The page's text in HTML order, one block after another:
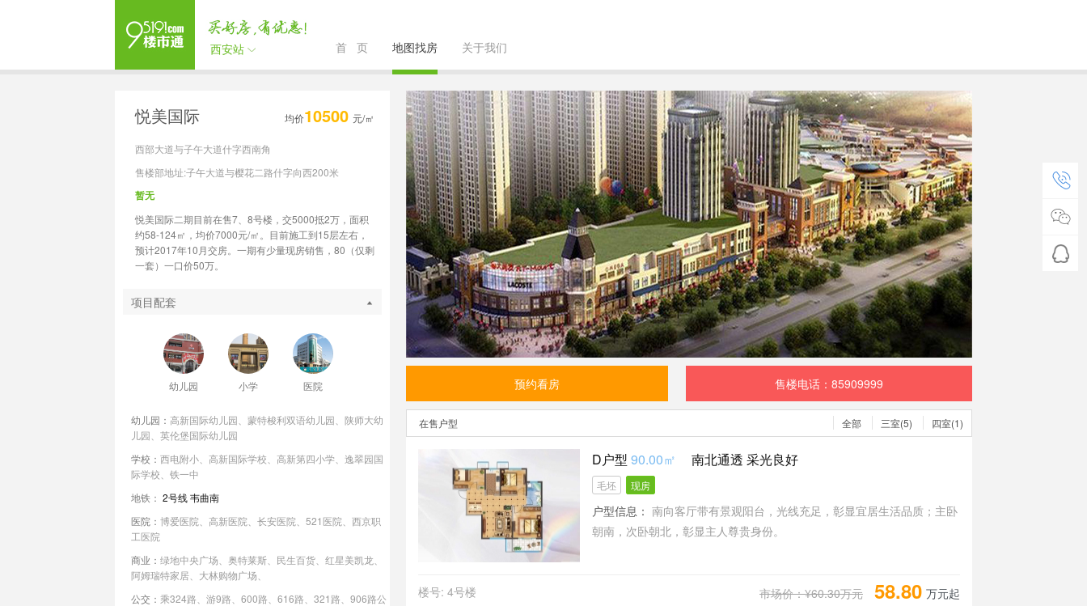
西安站 首 页 地图找房 关于我们
悦美国际 均价10500 元/㎡
西部大道与子午大道什字西南角
售楼部地址:子午大道与樱花二路什字向西200米
暂无
悦美国际二期目前在售7、8号楼，交5000抵2万，面积
约58-124㎡，均价7000元/㎡。目前施工到15层左右，
预计2017年10月交房。一期有少量现房销售，80（仅剩
一套）一口价50万。
项目配套
幼儿园 小学 医院
幼儿园： 高新国际幼儿园、蒙特梭利双语幼儿园、陕师大幼
儿园、英伦堡国际幼儿园
学校： 西电附小、高新国际学校、高新第四小学、逸翠园国
际学校、铁一中
地铁： 2号线韦曲南
医院： 博爱医院、高新医院、长安医院、521医院、西京职
工医院
商业： 绿地中央广场、奥特莱斯、民生百货、红星美凯龙、
阿姆瑞特家居、大林购物广场、
公交： 乘324路、游9路、600路、616路、321路、906路公
预约看房 售楼电话：85909999
在售户型 全部 三室(5) 四室(1)
D户型 90.00㎡ 南北通透 采光良好
毛坯 现房
户型信息： 南向客厅带有景观阳台，光线充足，彰显宜居生活品质；主卧
朝南，次卧朝北，彰显主人尊贵身份。
楼号: 4号楼 市场价：¥60.30万元 58.80 万元起